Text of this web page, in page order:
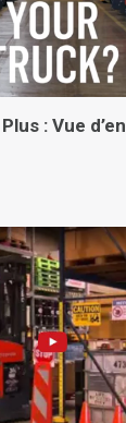
: Vue